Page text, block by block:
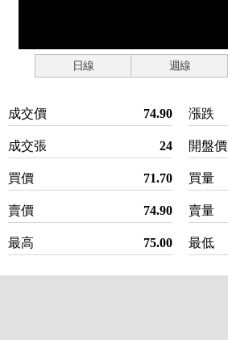
日線 週線
成交價 74.90
成交張 24
買價 71.70
賣價 74.90
最高 75.00
漲跌
開盤價
買量
賣量
最低